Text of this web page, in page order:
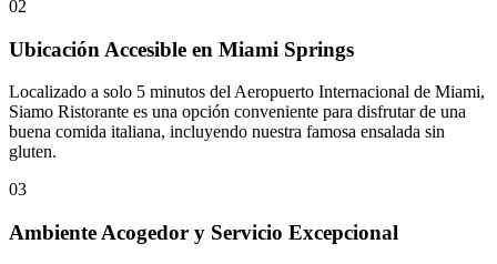
02
Ubicación Accesible en Miami Springs
Localizado a solo 5 minutos del Aeropuerto Internacional de Miami,
Siamo Ristorante es una opción conveniente para disfrutar de una
buena comida italiana, incluyendo nuestra famosa ensalada sin
gluten.
03
Ambiente Acogedor y Servicio Excepcional